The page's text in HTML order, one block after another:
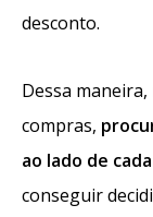
desconto.
Dessa
compras,
ao lado de
conseguir